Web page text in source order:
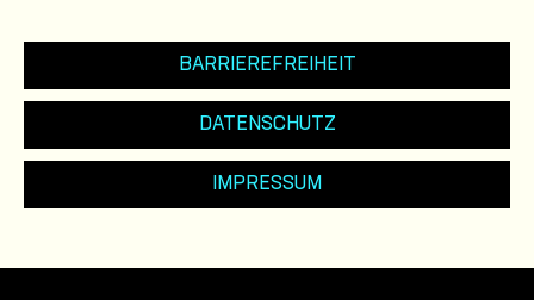
BARRIEREFREIHEIT
DATENSCHUTZ
IMPRESSUM